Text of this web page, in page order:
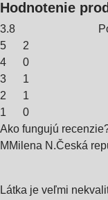
Hodnotenie
3.8
5
2
4
0
3
1
2
1
1
0
Ako fungujú
M Milena N.Česká
Látka je veľmi